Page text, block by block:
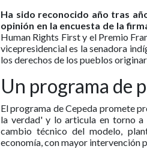
Ha sido reconocido año tras
opinión en la encuesta de la
Human Rights First y el Premio
vicepresidencial es la senadora
los derechos de los pueblos
Un programa de
El programa de Cepeda promete
la verdad' y lo articula en torno a
cambio técnico del modelo,
economía, con mayor intervención